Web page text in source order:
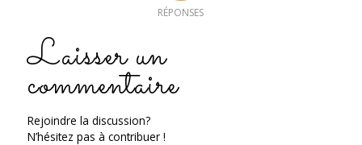
RÉPONSES
Laisser un
commentaire
Rejoindre la discussion?
N’hésitez pas à contribuer !